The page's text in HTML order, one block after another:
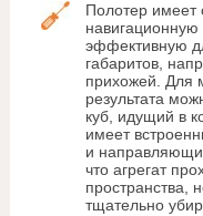
Полотер имеет
навигационную
эффективную
габаритов,
прихожей. Для
результата
куб, идущий в
имеет
и
что агрегат
пространства,
тщательно